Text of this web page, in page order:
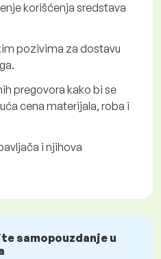
korišćenja sredstava
pozivima za dostavu
pregovora kako bi se
cena materijala, roba i
i njihova
samopouzdanje u